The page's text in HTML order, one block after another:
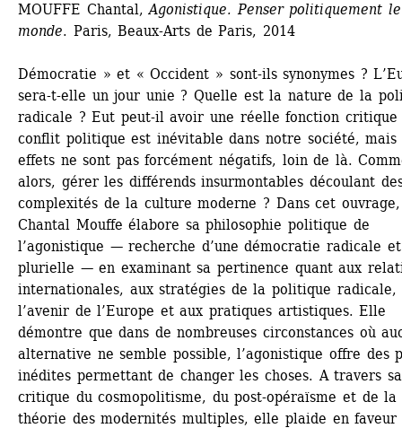
MOUFFE Chantal, Agonistique. Penser politiquement le
monde. Paris, Beaux-Arts de Paris, 2014
Démocratie » et « Occident » sont-ils synonymes ?
sera-t-elle un jour unie ? Quelle est la nature de la
radicale ? Eut peut-il avoir une réelle fonction critique
conflit politique est inévitable dans notre société, mais
effets ne sont pas forcément négatifs, loin de là.
alors, gérer les différends insurmontables découlant
complexités de la culture moderne ? Dans cet ouvrage,
Chantal Mouffe élabore sa philosophie politique de
l’agonistique — recherche d’une démocratie radicale et
plurielle — en examinant sa pertinence quant aux
internationales, aux stratégies de la politique radicale,
l’avenir de l’Europe et aux pratiques artistiques. Elle
démontre que dans de nombreuses circonstances où
alternative ne semble possible, l’agonistique offre des
inédites permettant de changer les choses. A travers sa
critique du cosmopolitisme, du post-opéraïsme et de la
théorie des modernités multiples, elle plaide en faveur